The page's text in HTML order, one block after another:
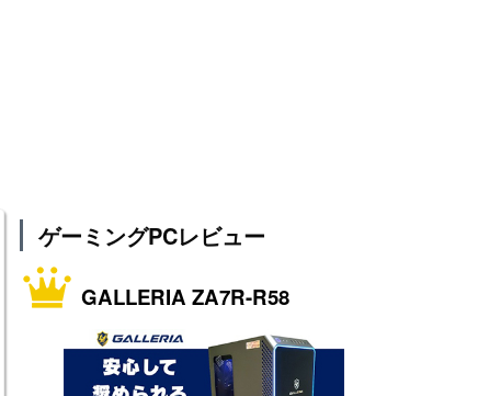
ゲーミングPCレビュー
GALLERIA ZA7R-R58